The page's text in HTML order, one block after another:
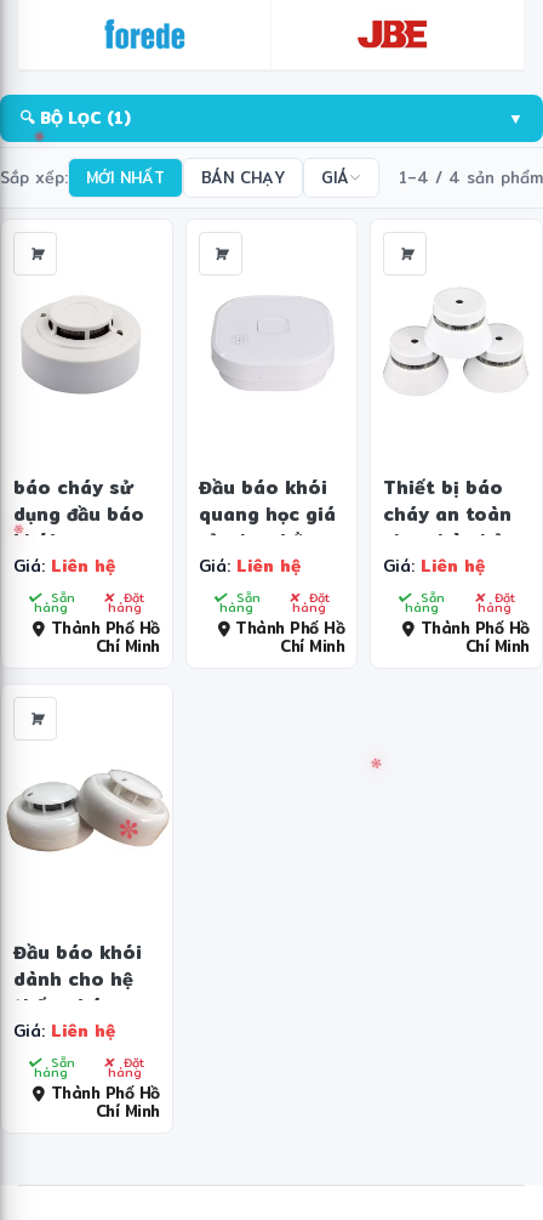
🔍 BỘ LỌC (1) ▼
Sắp xếp: MỚI NHẤT BÁN CHẠY GIÁ 1–4 / 4 sản phẩm
báo cháy sử
dụng đầu báo
khói quang
điện thông
thường
(SD119)
Giá: Liên hệ
Sẵn
hàng Đặt
hàng
Thành Phố Hồ
Chí Minh
Đầu báo khói
quang học giá
rẻ, chạy bằng
pin 9V, an
toàn cho gia
đình SK40
Giá: Liên hệ
Sẵn
hàng Đặt
hàng
Thành Phố Hồ
Chí Minh
Thiết bị báo
cháy an toàn
cho nhà nhỏ,
đầu báo khói
quang học gia
dụng SK-200
Giá: Liên hệ
Sẵn
hàng Đặt
hàng
Thành Phố Hồ
Chí Minh
Đầu báo khói
dành cho hệ
thống báo
cháy CD2010
Giá: Liên hệ
Sẵn
hàng Đặt
hàng
Thành Phố Hồ
Chí Minh
✼